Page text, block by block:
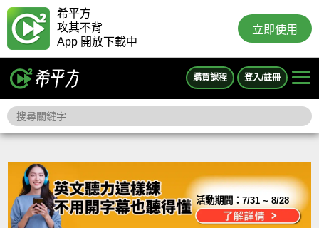
希平方
攻其不背
App 開放下載中
立即使用
購買課程 登入/註冊
活動期間：7/31 ~ 8/28